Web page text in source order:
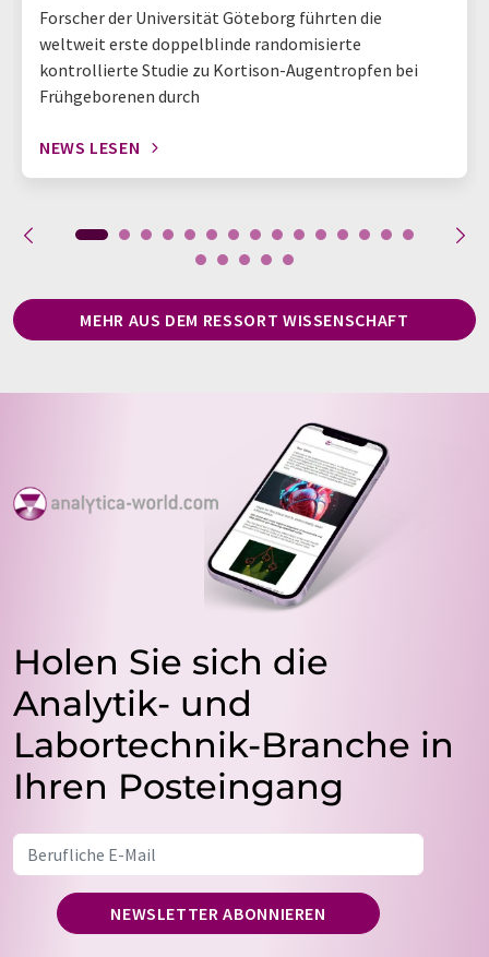
Forscher der Universität Göteborg führten die
weltweit erste doppelblinde randomisierte
kontrollierte Studie zu Kortison-Augentropfen bei
Frühgeborenen durch
NEWS LESEN
MEHR AUS DEM RESSORT WISSENSCHAFT
Holen Sie sich die
Analytik- und
Labortechnik-Branche in
Ihren Posteingang
NEWSLETTER ABONNIEREN